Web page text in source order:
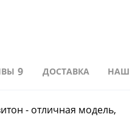
9 ДОСТАВКА
- отличная модель,